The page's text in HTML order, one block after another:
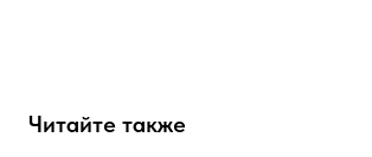
Читайте также